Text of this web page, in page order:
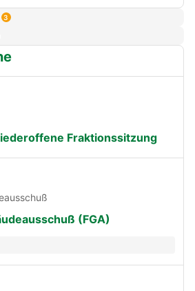
3
Fraktionssitzung
(FGA)